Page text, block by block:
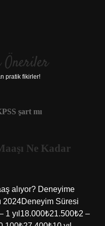
pratik fikirler!
şart mı
Ne Kadar
alıyor? Deneyime
2024Deneyim Süresi
1 yıl18.000₺21.500₺2 –